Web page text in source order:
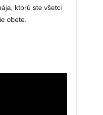
ktorú ste všetci
obete.